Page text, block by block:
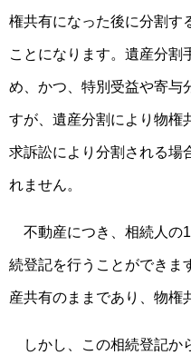
権共有になった後に分割す
ことになります。遺産分割
め、かつ、特別受益や寄与
すが、遺産分割により物権
求訴訟により分割される場
れません。
不動産につき、相続人の
続登記を行うことができま
産共有のままであり、物権
しかし、この相続登記か